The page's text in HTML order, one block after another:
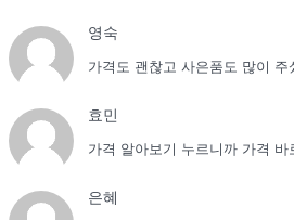
영숙
가격도 괜찮고 사은품도 많이 주
효민
가격 알아보기 누르니까 가격 바
은혜